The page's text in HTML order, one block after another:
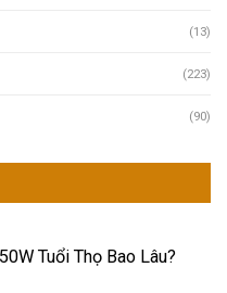
(13)
(223)
(90)
Tuổi Thọ Bao Lâu?